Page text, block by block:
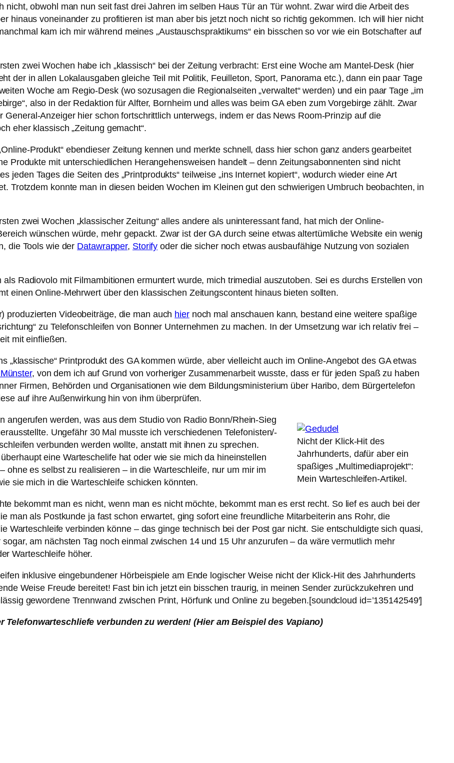
nicht, obwohl man nun seit fast drei Jahren im selben Haus Tür an Tür wohnt. Zwar wird die Arbeit des
hinaus voneinander zu profitieren ist man aber bis jetzt noch nicht so richtig gekommen. Ich will hier nicht
kam ich mir während meines „Austauschspraktikums“ ein bisschen so vor wie ein Botschafter auf
zwei Wochen habe ich „klassisch“ bei der Zeitung verbracht: Erst eine Woche am Mantel-Desk (hier
der in allen Lokalausgaben gleiche Teil mit Politik, Feuilleton, Sport, Panorama etc.), dann ein paar Tage
Woche am Regio-Desk (wo sozusagen die Regionalseiten „verwaltet“ werden) und ein paar Tage „im
also in der Redaktion für Alfter, Bornheim und alles was beim GA eben zum Vorgebirge zählt. Zwar
General-Anzeiger hier schon fortschrittlich unterwegs, indem er das News Room-Prinzip auf die
eher klassisch „Zeitung gemacht“.
Produkt“ ebendieser Zeitung kennen und merkte schnell, dass hier schon ganz anders gearbeitet
Produkte mit unterschiedlichen Herangehensweisen handelt – denn Zeitungsabonnenten sind nicht
jeden Tages die Seiten des „Printprodukts“ teilweise „ins Internet kopiert“, wodurch wieder eine Art
Trotzdem konnte man in diesen beiden Wochen im Kleinen gut den schwierigen Umbruch beobachten, in
zwei Wochen „klassischer Zeitung“ alles andere als uninteressant fand, hat mich der Online-
wünschen würde, mehr gepackt. Zwar ist der GA durch seine etwas altertümliche Website ein wenig
die Tools wie der Datawrapper, Storify oder die sicher noch etwas ausbaufähige Nutzung von sozialen
Radiovolo mit Filmambitionen ermuntert wurde, mich trimedial auszutoben. Sei es durchs Erstellen von
einen Online-Mehrwert über den klassischen Zeitungscontent hinaus bieten sollten.
produzierten Videobeiträge, die man auch hiernoch mal anschauen kann, bestand eine weitere spaßige
zu Telefonschleifen von Bonner Unternehmen zu machen. In der Umsetzung war ich relativ frei –
mit einfließen.
„klassische“ Printprodukt des GA kommen würde, aber vielleicht auch im Online-Angebot des GA etwas
, von dem ich auf Grund von vorheriger Zusammenarbeit wusste, dass er für jeden Spaß zu haben
Firmen, Behörden und Organisationen wie dem Bildungsministerium über Haribo, dem Bürgertelefon
auf ihre Außenwirkung hin von ihm überprüfen.
Nicht der Klick-Hit des
Jahrhunderts, dafür aber ein
spaßiges „Multimediaprojekt“:
Mein Warteschleifen-Artikel.
angerufen werden, was aus dem Studio von Radio Bonn/Rhein-Sieg
Ungefähr 30 Mal musste ich verschiedenen Telefonisten/-
verbunden werden wollte, anstatt mit ihnen zu sprechen.
eine Warteschelife hat oder wie sie mich da hineinstellen
ohne es selbst zu realisieren – in die Warteschleife, nur um mir im
sie mich in die Warteschleife schicken könnten.
bekommt man es nicht, wenn man es nicht möchte, bekommt man es erst recht. So lief es auch bei der
man als Postkunde ja fast schon erwartet, ging sofort eine freundliche Mitarbeiterin ans Rohr, die
Warteschleife verbinden könne – das ginge technisch bei der Post gar nicht. Sie entschuldigte sich quasi,
am nächsten Tag noch einmal zwischen 14 und 15 Uhr anzurufen – da wäre vermutlich mehr
Warteschleife höher.
inklusive eingebundener Hörbeispiele am Ende logischer Weise nicht der Klick-Hit des Jahrhunderts
Weise Freude bereitet! Fast bin ich jetzt ein bisschen traurig, in meinen Sender zurückzukehren und
gewordene Trennwand zwischen Print, Hörfunk und Online zu begeben.[soundcloud id=’135142549′]
verbunden zu werden! (Hier am Beispiel des Vapiano)